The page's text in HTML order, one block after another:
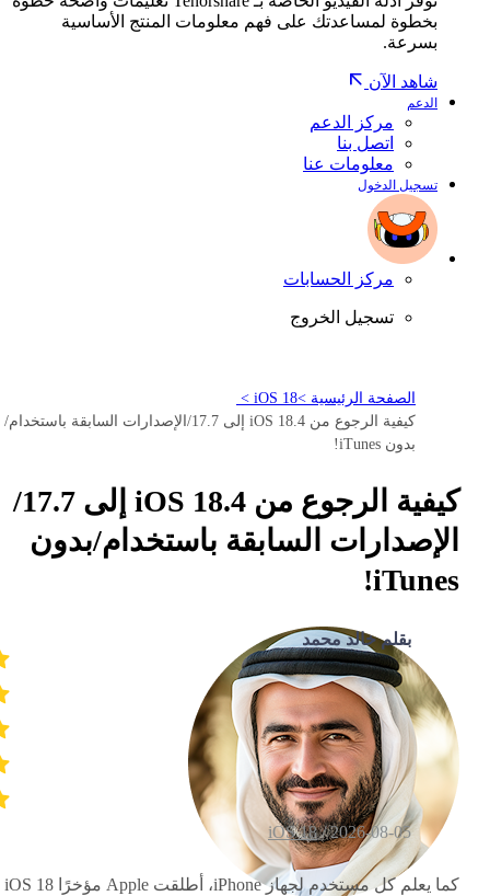
بخطوة لمساعدتك على فهم معلومات المنتج الأساسية
بسرعة.
شاهد الآن
الدعم
مركز الدعم
اتصل بنا
معلومات عنا
تسجيل الدخول
مركز الحسابات
تسجيل الخروج
الصفحة الرئيسية >iOS 18 >
كيفية الرجوع من iOS 18.4 إلى 17.7/الإصدارات السابقة باستخدام/
بدون iTunes!
كيفية الرجوع من iOS 18.4 إلى 17.7/
الإصدارات السابقة باستخدام/بدون
iTunes!
بقلم خالد محمد
2026-08-05 /
iOS 18
كما يعلم كل مستخدم لجهاز iPhone، أطلقت Apple مؤخرًا iOS 18